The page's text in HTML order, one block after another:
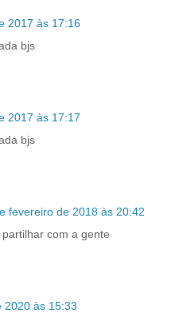
2017 às 17:16
bjs
2017 às 17:17
bjs
fevereiro de 2018 às 20:42
com a gente
2020 às 15:33